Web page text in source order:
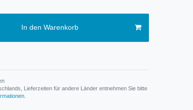
In den Warenkorb
Lieferzeiten für andere Länder entnehmen Sie bitte